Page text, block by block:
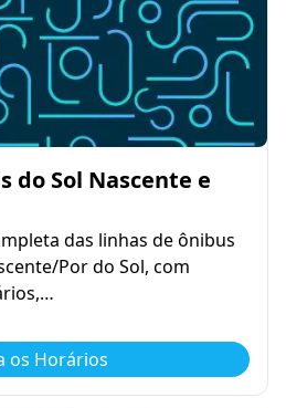
do Sol Nascente e
das linhas de ônibus
Por do Sol, com
os Horários